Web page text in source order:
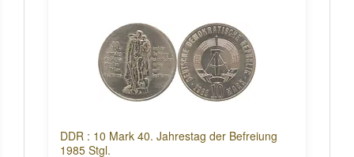
DDR : 10 Mark 40. Jahrestag der Befreiung
1985 Stgl.